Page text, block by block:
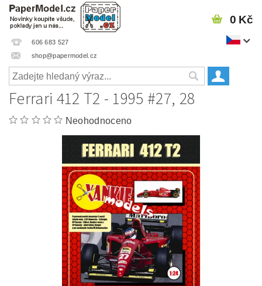
606 683 527
shop@papermodel.cz
0 Kč
Ferrari 412 T2 - 1995 #27, 28
Neohodnoceno